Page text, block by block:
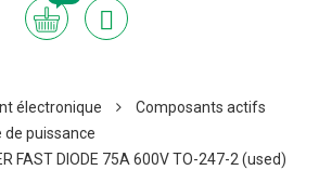
électronique
Composants actifs
de puissance
FAST DIODE 75A 600V TO-247-2 (used)